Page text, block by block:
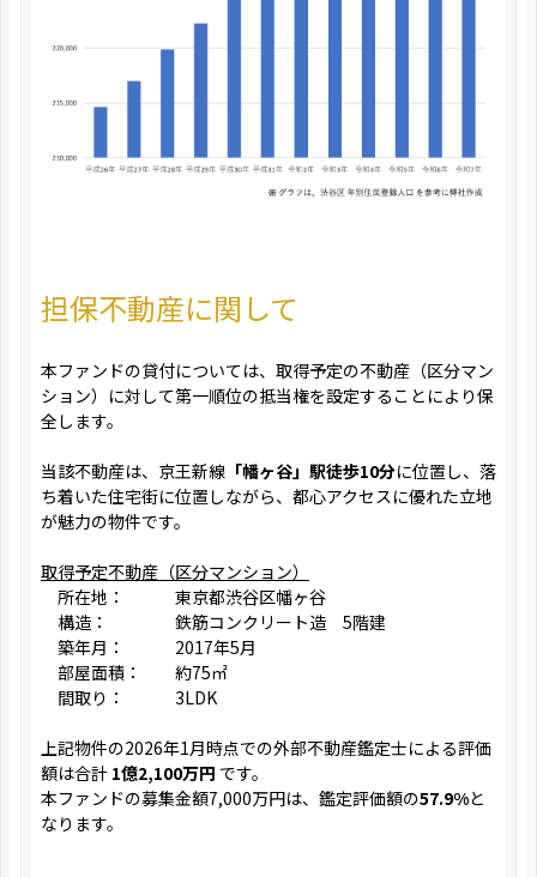
担保不動産に関して
本ファンドの貸付については、取得予定の不動産（区分マン
ション）に対して第一順位の抵当権を設定することにより保
全します。
当該不動産は、京王新線 「幡ヶ谷」駅徒歩10分に位置し、落
ち着いた住宅街に位置しながら、都心アクセスに優れた立地
が魅力の物件です。
取得予定不動産（区分マンション）
所在地： 東京都渋谷区幡ヶ谷
構造： 鉄筋コンクリート造 5階建
築年月： 2017年5月
部屋面積： 約75㎡
間取り： 3LDK
上記物件の2026年1月時点での外部不動産鑑定士による評価
額は合計 1億2,100万円 です。
本ファンドの募集金額7,000万円は、鑑定評価額の57.9%と
なります。